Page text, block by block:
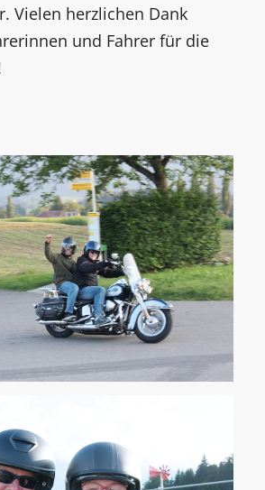
Vielen herzlichen Dank
und Fahrer für die